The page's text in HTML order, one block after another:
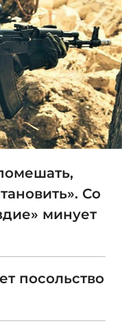
Со
минует
посольство